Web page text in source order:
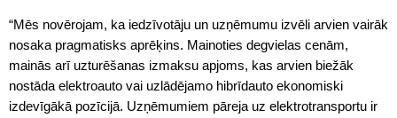
“Mēs novērojam, ka iedzīvotāju un uzņēmumu izvēli arvien vairāk
nosaka pragmatisks aprēķins. Mainoties degvielas cenām,
mainās arī uzturēšanas izmaksu apjoms, kas arvien biežāk
nostāda elektroauto vai uzlādējamo hibrīdauto ekonomiski
izdevīgākā pozīcijā. Uzņēmumiem pāreja uz elektrotransportu ir